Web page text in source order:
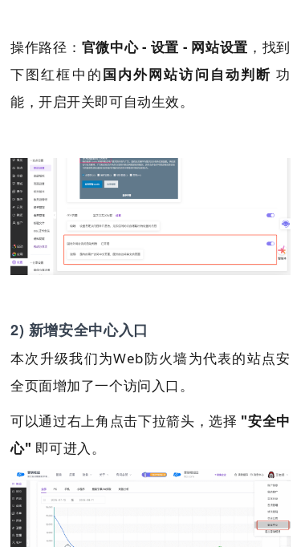
操作路径： 官微中心 - 设置 - 网站设置 ，找到
下图红框中的国内外网站访问自动判断功
能，开启开关即可自动生效。
2) 新增安全中心入口
本次升级我们为Web防火墙为代表的站点安
全页面增加了一个访问入口。
可以通过右上角点击下拉箭头，选择 "安全中
心" 即可进入。